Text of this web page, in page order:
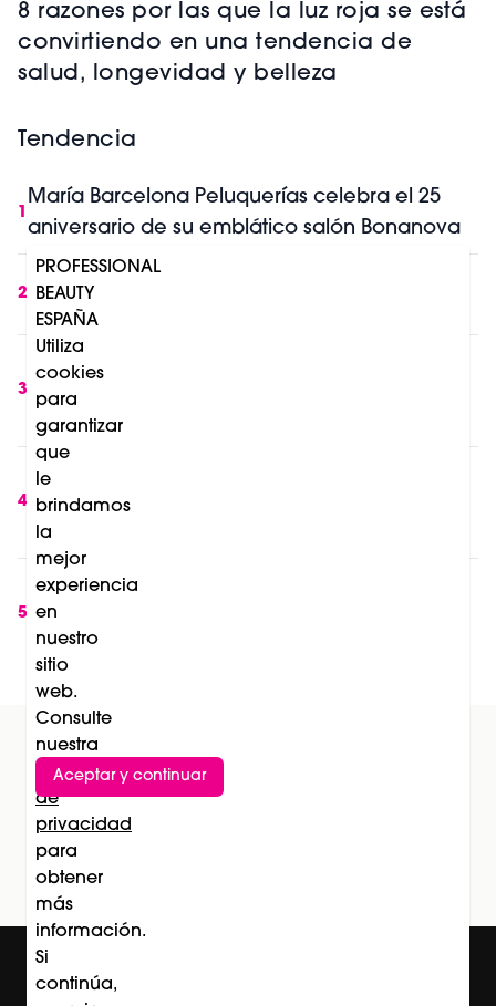
8 razones por las que la luz roja se está
convirtiendo en una tendencia de
salud, longevidad y belleza
Tendencia
1
María Barcelona Peluquerías celebra el 25
aniversario de su emblático salón Bonanova
2
IA y belleza profesional: lo que cambia en
Europa a partir de Agosto 2026
3
Mercado profesional del cuidado capilar:
crecimiento impulsado por el consumo en
salón y el retail
4
Los premios Professional Beauty Salon
International Barcelona 2027 incorporan
nuevas categorías en peluquería
5
Soleil de La Biosthétique: el lanzamiento que
transforma la protección solar en una
experiencia de belleza
Suscríbete al newsletter
PROFESSIONAL
BEAUTY
ESPAÑA
Utiliza
cookies
para
garantizar
que
le
brindamos
la
mejor
experiencia
en
nuestro
sitio
web.
Consulte
nuestra
Política
de
privacidad
para
obtener
más
información.
Si
continúa,
Aceptar y continuar